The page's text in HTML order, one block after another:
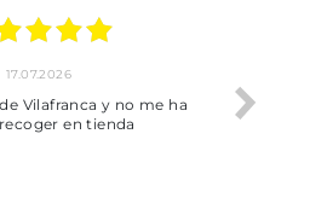
17.07.2026
Vilafranca y no me ha
en tienda